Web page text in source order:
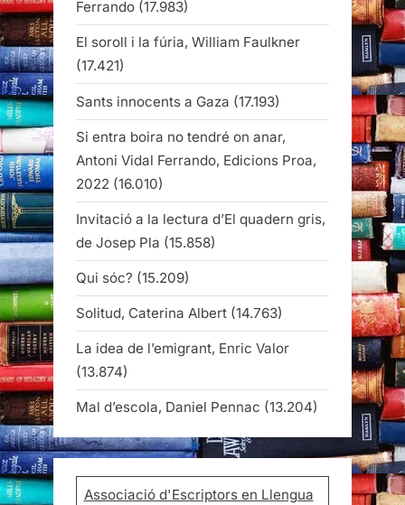
Ferrando (17.983)
El soroll i la fúria, William Faulkner
(17.421)
Sants innocents a Gaza (17.193)
Si entra boira no tendré on anar,
Antoni Vidal Ferrando, Edicions Proa,
2022 (16.010)
Invitació a la lectura d’El quadern gris,
de Josep Pla (15.858)
Qui sóc? (15.209)
Solitud, Caterina Albert (14.763)
La idea de l’emigrant, Enric Valor
(13.874)
Mal d’escola, Daniel Pennac (13.204)
Associació d'Escriptors en Llengua